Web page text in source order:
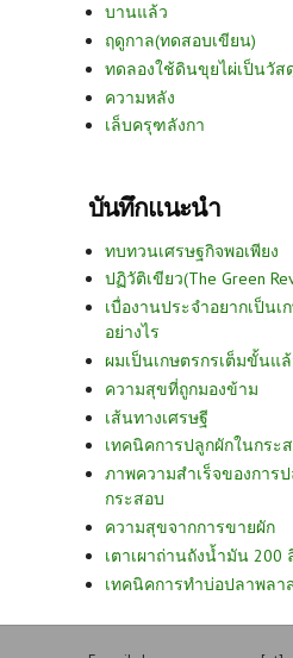
บานแล้ว
ฤดูกาล(ทดสอบเขียน)
ทดลองใช้ดินขุยไผ่เป็นวั
ความหลัง
เล็บครุฑลังกา
บันทึกแนะนำ
ทบทวนเศรษฐกิจพอเพียง
ปฏิวัติเขียว(The Green
เบื่องานประจำอยากเป็นเ
อย่างไร
ผมเป็นเกษตรกรเต็มขั้นแ
ความสุขที่ถูกมองข้าม
เส้นทางเศรษฐี
เทคนิคการปลูกผักในกระ
ภาพความสำเร็จของการ
กระสอบ
ความสุขจากการขายผัก
เตาเผาถ่านถังน้ำมัน 200
เทคนิคการทำบ่อปลาพลา